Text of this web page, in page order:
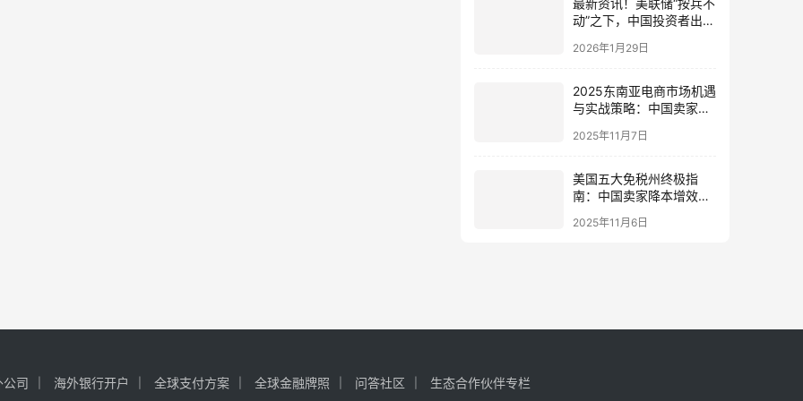
最新资讯！美联储“按兵不
动”之下，中国投资者出海
2026年1月29日
2025东南亚电商市场机遇
与实战策略：中国卖家增
洞察）
2025年11月7日
美国五大免税州终极指
南：中国卖家降本增效与
2025年11月6日
公司 海外银行开户 全球支付方案 全球金融牌照 问答社区 生态合作伙伴专栏